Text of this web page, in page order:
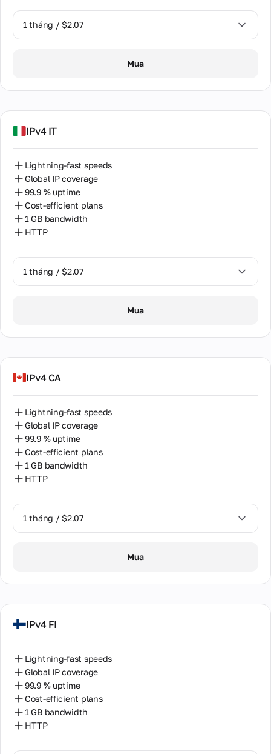
1 tháng / $2.07
Mua
IPv4 IT
Lightning-fast speeds
Global IP coverage
99.9 % uptime
Cost-efficient plans
1 GB bandwidth
HTTP
1 tháng / $2.07
Mua
IPv4 CA
Lightning-fast speeds
Global IP coverage
99.9 % uptime
Cost-efficient plans
1 GB bandwidth
HTTP
1 tháng / $2.07
Mua
IPv4 FI
Lightning-fast speeds
Global IP coverage
99.9 % uptime
Cost-efficient plans
1 GB bandwidth
HTTP